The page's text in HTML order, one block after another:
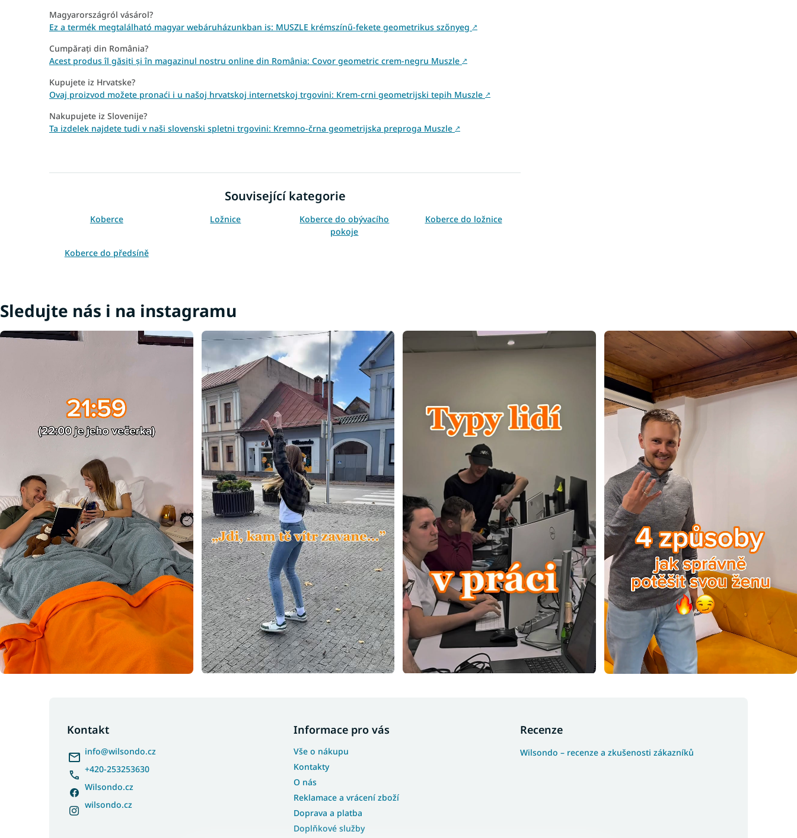
Magyarországról vásárol?
Ez a termék megtalálható magyar webáruházunkban is: MUSZLE krémszínű-fekete geometrikus szőnyeg ↗
Cumpărați din România?
Acest produs îl găsiți și în magazinul nostru online din România: Covor geometric crem-negru Muszle ↗
Kupujete iz Hrvatske?
Ovaj proizvod možete pronaći i u našoj hrvatskoj internetskoj trgovini: Krem-crni geometrijski tepih Muszle ↗
Nakupujete iz Slovenije?
Ta izdelek najdete tudi v naši slovenski spletni trgovini: Kremno-črna geometrijska preproga Muszle ↗
Související kategorie
Koberce Ložnice
Koberce do obývacího
pokoje
Koberce do ložnice
Koberce do předsíně
Sledujte nás i na instagramu
Kontakt
info@wilsondo.cz
+420-253253630
Wilsondo.cz
wilsondo.cz
Informace pro vás
Vše o nákupu
Kontakty
O nás
Reklamace a vrácení zboží
Doprava a platba
Doplňkové služby
Recenze
Wilsondo – recenze a zkušenosti zákazníků